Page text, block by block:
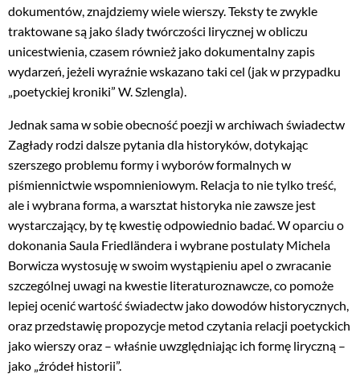
dokumentów, znajdziemy wiele wierszy. Teksty te zwykle
traktowane są jako ślady twórczości lirycznej w obliczu
unicestwienia, czasem również jako dokumentalny zapis
wydarzeń, jeżeli wyraźnie wskazano taki cel (jak w przypadku
„poetyckiej kroniki” W. Szlengla).
Jednak sama w sobie obecność poezji w archiwach świadectw
Zagłady rodzi dalsze pytania dla historyków, dotykając
szerszego problemu formy i wyborów formalnych w
piśmiennictwie wspomnieniowym. Relacja to nie tylko treść,
ale i wybrana forma, a warsztat historyka nie zawsze jest
wystarczający, by tę kwestię odpowiednio badać. W oparciu o
dokonania Saula Friedländera i wybrane postulaty Michela
Borwicza wystosuję w swoim wystąpieniu apel o zwracanie
szczególnej uwagi na kwestie literaturoznawcze, co pomoże
lepiej ocenić wartość świadectw jako dowodów historycznych,
oraz przedstawię propozycje metod czytania relacji poetyckich
jako wierszy oraz – właśnie uwzględniając ich formę liryczną –
jako „źródeł historii”.